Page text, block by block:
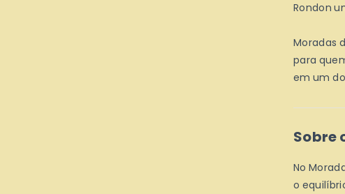
Rondon
Moradas
para
em um
Sobre
No
o